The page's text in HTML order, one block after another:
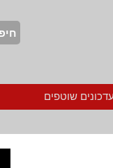
חיפוש
שוטפים